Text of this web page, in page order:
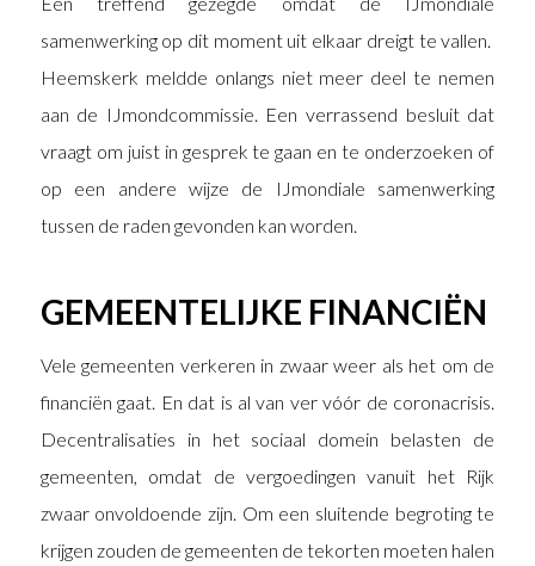
samenwerking op dit moment uit elkaar dreigt te vallen.
Heemskerk meldde onlangs niet meer deel te nemen
aan de IJmondcommissie. Een verrassend besluit dat
vraagt om juist in gesprek te gaan en te onderzoeken of
op een andere wijze de IJmondiale samenwerking
tussen de raden gevonden kan worden.
GEMEENTELIJKE FINANCIËN
Vele gemeenten verkeren in zwaar weer als het om de
financiën gaat. En dat is al van ver vóór de coronacrisis.
Decentralisaties in het sociaal domein belasten de
gemeenten, omdat de vergoedingen vanuit het Rijk
zwaar onvoldoende zijn. Om een sluitende begroting te
krijgen zouden de gemeenten de tekorten moeten halen